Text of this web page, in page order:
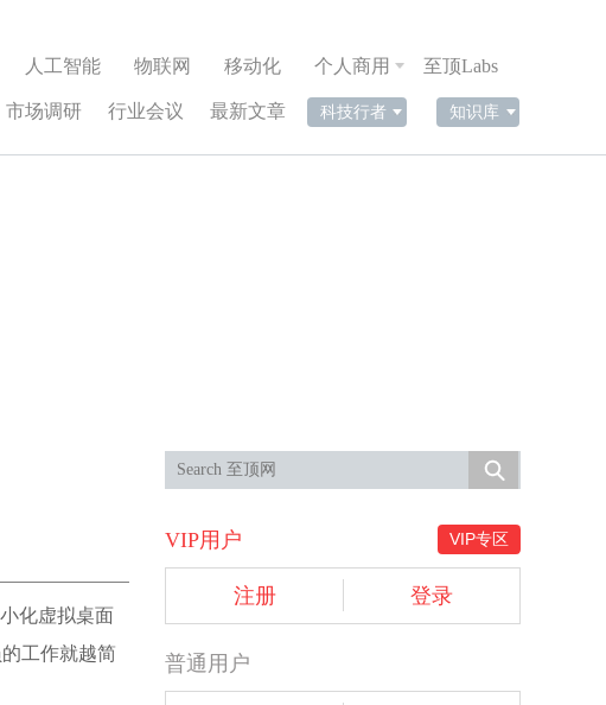
人工智能 物联网 移动化 个人商用 至顶Labs
市场调研 行业会议 最新文章 科技行者 知识库
化虚拟桌面
工作就越简
VIP专区
VIP用户
注册 登录
普通用户